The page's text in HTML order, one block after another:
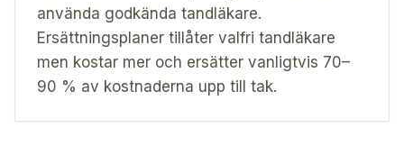
använda godkända tandläkare.
Ersättningsplaner tillåter valfri tandläkare
men kostar mer och ersätter vanligtvis 70–
90 % av kostnaderna upp till tak.